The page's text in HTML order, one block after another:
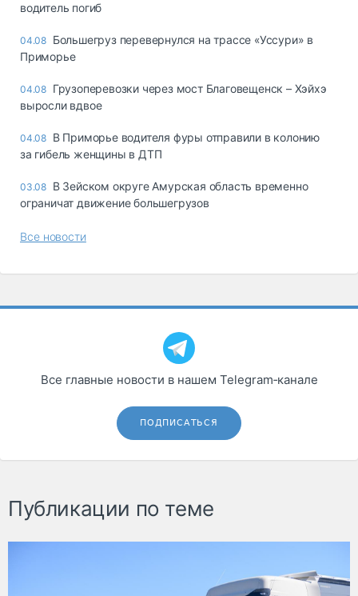
водитель погиб
04.08 Большегруз перевернулся на трассе «Уссури» в
Приморье
04.08 Грузоперевозки через мост Благовещенск – Хэйхэ
выросли вдвое
04.08 В Приморье водителя фуры отправили в колонию
за гибель женщины в ДТП
03.08 В Зейском округе Амурская область временно
ограничат движение большегрузов
Все новости
Все главные новости в нашем Telegram‑канале
ПОДПИСАТЬСЯ
Публикации по теме